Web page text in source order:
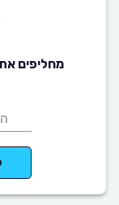
מחליפים